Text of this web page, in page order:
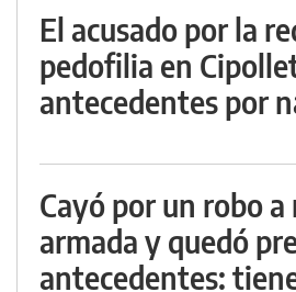
El acusado por la
pedofilia en
antecedentes por
Cayó por un robo a
armada y quedó
antecedentes: